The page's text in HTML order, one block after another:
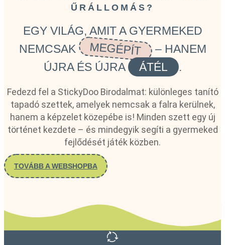
ŰRÁLLOMÁS?
EGY VILÁG, AMIT A GYERMEKED
NEMCSAK
MEGÉPÍT
– HANEM
ÚJRA ÉS ÚJRA
ÁTÉL .
Fedezd fel a StickyDoo Birodalmat: különleges tanító
tapadó szettek, amelyek nemcsak a falra kerülnek,
hanem a képzelet közepébe is! Minden szett egy új
történet kezdete – és mindegyik segíti a gyermeked
fejlődését játék közben.
TOVÁBB A WEBSHOPBA